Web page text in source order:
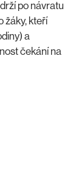
po návratu
žáky, kteří
a
čekání na